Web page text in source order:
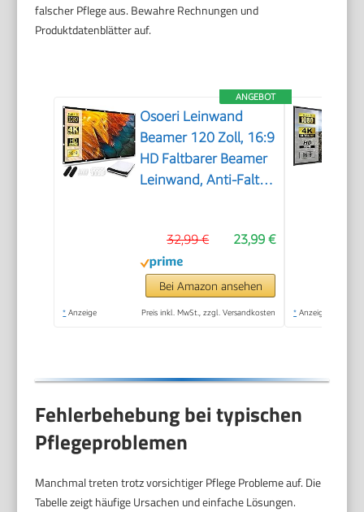
falscher Pflege aus. Bewahre Rechnungen und
Produktdatenblätter auf.
ANGEBOT
Osoeri Leinwand
Beamer 120 Zoll, 16:9
HD Faltbarer Beamer
Leinwand, Anti-Falten
265x149cm,
Tragbarer Projektor
Leinwände für
Zuhause, Schule,
23,99 €
32,99 €
Bei Amazon ansehen
* Anzeige Preis inkl. MwSt., zzgl. Versandkosten * Anzeige
Fehlerbehebung bei typischen
Pflegeproblemen
Manchmal treten trotz vorsichtiger Pflege Probleme auf. Die
Tabelle zeigt häufige Ursachen und einfache Lösungen.